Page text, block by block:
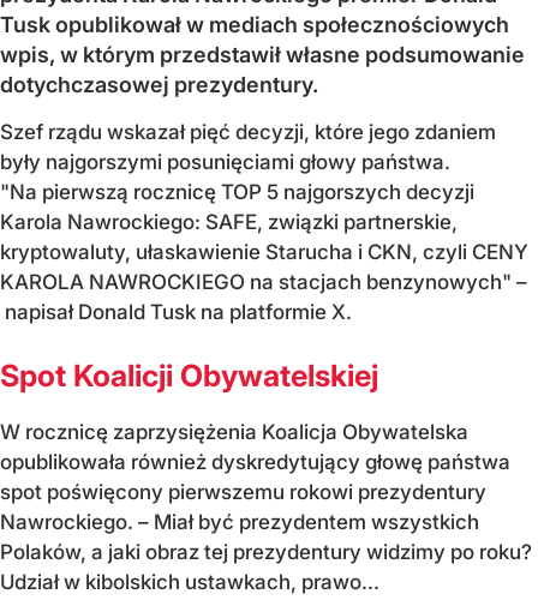
Tusk opublikował w mediach społecznościowych
wpis, w którym przedstawił własne podsumowanie
dotychczasowej prezydentury.
Szef rządu wskazał pięć decyzji, które jego zdaniem
były najgorszymi posunięciami głowy państwa.
"Na pierwszą rocznicę TOP 5 najgorszych decyzji
Karola Nawrockiego: SAFE, związki partnerskie,
kryptowaluty, ułaskawienie Starucha i CKN, czyli CENY
KAROLA NAWROCKIEGO na stacjach benzynowych" –
napisał Donald Tusk na platformie X.
Spot Koalicji Obywatelskiej
W rocznicę zaprzysiężenia Koalicja Obywatelska
opublikowała również dyskredytujący głowę państwa
spot poświęcony pierwszemu rokowi prezydentury
Nawrockiego. – Miał być prezydentem wszystkich
Polaków, a jaki obraz tej prezydentury widzimy po roku?
Udział w kibolskich ustawkach, prawo...